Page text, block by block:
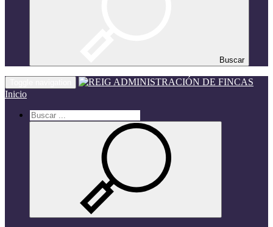
Buscar
Inicio